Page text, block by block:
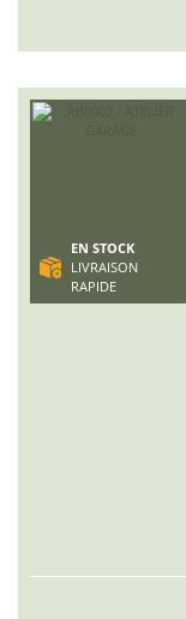
EN STOCK
LIVRAISON
RAPIDE